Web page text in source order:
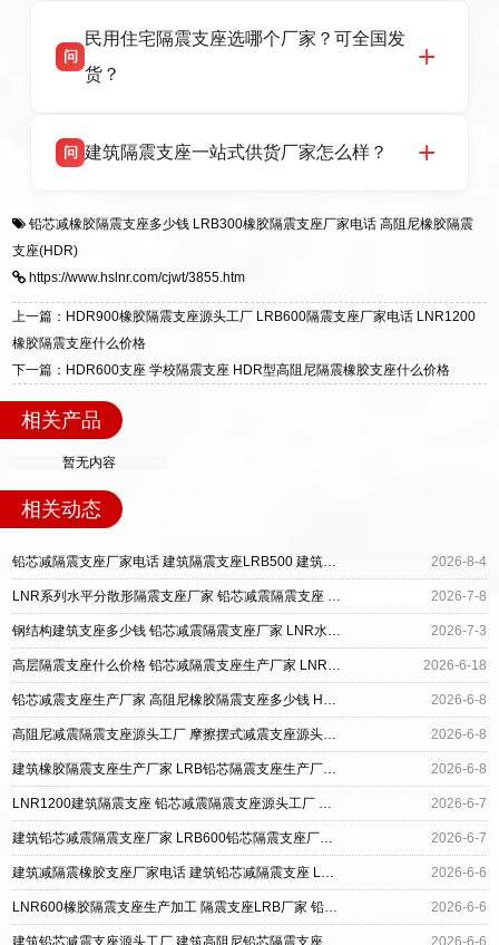
货，厂家电话：13323182312，地址迎宾大街 9
号北方工业基地。
高新区北方工业基地迎宾大街 9 号，是专业隔震
支座源头工厂，生产 LRB 铅芯、LNR 天然、
问
民用住宅隔震支座选哪个厂家？可全国发
货？
适用于民用住宅隔震工程，实体工厂现货充足，
震支座，电话：13323182312，地址：衡水高新
问 建筑隔震支座一站式供货厂家怎么样？
一站式供货厂家，拥有多年行业生产经验，国标
质、检测报告完备，提供选型、深化、供货、安
装指导全套服务，厂址衡水高新区北方工业基地
迎宾大街 9 号，厂家电话：13323182312。
铅芯减橡胶隔震支座多少钱 LRB300橡胶隔震支座厂家电话 高阻尼橡胶隔震
支座(HDR)
https://www.hslnr.com/cjwt/3855.htm
上一篇：HDR900橡胶隔震支座源头工厂 LRB600隔震支座厂家电话 LNR1200
橡胶隔震支座什么价格
下一篇：HDR600支座 学校隔震支座 HDR型高阻尼隔震橡胶支座什么价格
相关产品
暂无内容
相关动态
铅芯减隔震支座厂家电话 建筑隔震支座LRB500 建筑橡胶型隔震支座源头工厂 2026-8-4
LNR系列水平分散形隔震支座厂家 铅芯减震隔震支座 建筑铅芯防震支座定制厂家 2026-7-8
钢结构建筑支座多少钱 铅芯减震隔震支座厂家 LNR水平力分散型支座厂家 2026-7-3
高层隔震支座什么价格 铅芯减隔震支座生产厂家 LNR橡胶隔震支座1200源头工厂 2026-6-18
铅芯减震支座生产厂家 高阻尼橡胶隔震支座多少钱 HDR1200高阻尼橡胶隔震支座 2026-6-8
高阻尼减震隔震支座源头工厂 摩擦摆式减震支座源头工厂 建筑铅芯减隔震支座 2026-6-8
建筑橡胶隔震支座生产厂家 LRB铅芯隔震支座生产厂家 铅芯减震隔震支座源头工厂 2026-6-8
LNR1200建筑隔震支座 铅芯减震隔震支座源头工厂 阻尼橡胶支座什么价格 2026-6-7
建筑铅芯减震隔震支座厂家 LRB600铅芯隔震支座厂家 建筑减振隔震支座厂家 2026-6-7
建筑减隔震橡胶支座厂家电话 建筑铅芯减隔震支座 LRB1000隔震支座源头工厂 2026-6-6
LNR600橡胶隔震支座生产加工 隔震支座LRB厂家 铅芯减橡胶隔震支座多少钱 2026-6-6
2026-6-6